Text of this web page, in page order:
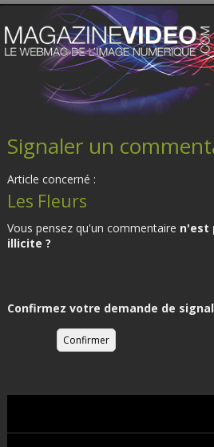
Signaler un
Article concerné :
Les Fleurs
Vous pensez qu'un commentaire n'est
illicite ?
Confirmez votre demande de